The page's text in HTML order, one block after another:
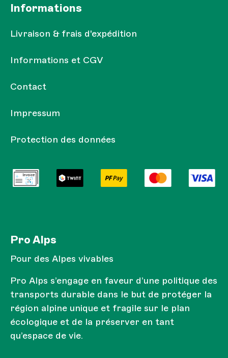
Informations
Livraison & frais d'expédition
Informations et CGV
Contact
Impressum
Protection des données
Pro Alps
Pour des Alpes vivables
Pro Alps s’engage en faveur d’une politique des
transports durable dans le but de protéger la
région alpine unique et fragile sur le plan
écologique et de la préserver en tant
qu’espace de vie.